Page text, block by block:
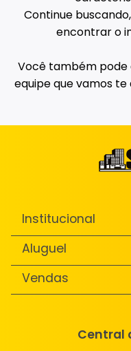
Continue
encontrar o
Você também pode
equipe que vamos
Institucional
Aluguel
Vendas
Central